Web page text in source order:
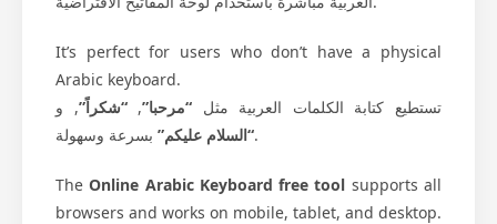
It’s perfect for users who don’t have a physical
Arabic keyboard.
تستطيع كتابة الكلمات العربية مثل “مرحبا”,“شكراً”, و
“السلام عليكم”بسرعة وسهولة.
TheOnline Arabic Keyboard free tool supports all
browsers and works on mobile, tablet, and desktop.